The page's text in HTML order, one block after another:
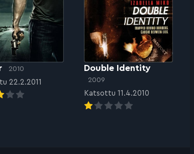
2010
22.2.2011
Double Identity
2009
Katsottu 11.4.2010